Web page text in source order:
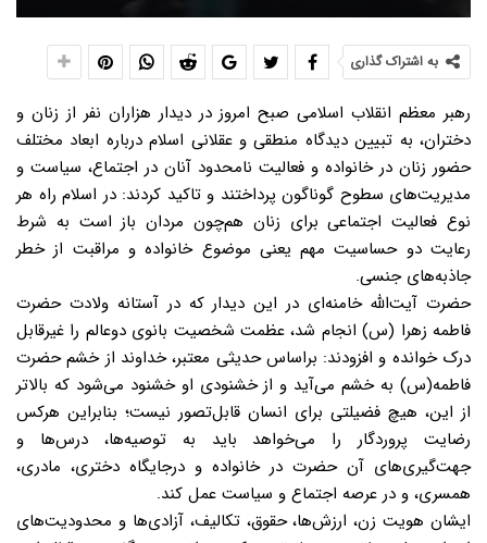
به اشتراک گذاری
رهبر معظم انقلاب اسلامی صبح امروز در دیدار هزاران نفر از زنان و
دختران،‌ به تبیین دیدگاه منطقی و عقلانی اسلام درباره ابعاد مختلف
حضور زنان در خانواده و فعالیت نامحدود آنان در اجتماع،‌ سیاست و
مدیریت‌های سطوح گوناگون پرداختند و تاکید کردند: در اسلام راه هر
نوع فعالیت اجتماعی برای زنان هم‌چون مردان باز است به شرط
رعایت دو حساسیت مهم یعنی موضوع خانواده و مراقبت از خطر
جاذبه‌های جنسی.
حضرت آیت‌الله خامنه‌ای در این دیدار که در آستانه ولادت حضرت
فاطمه زهرا (س) انجام شد، عظمت شخصیت بانوی دوعالم را غیرقابل
درک خوانده و افزودند: براساس حدیثی معتبر، خداوند از خشم حضرت
فاطمه(س) به خشم می‌آید و از خشنودی او خشنود می‌شود که بالاتر
از این، هیچ فضیلتی برای انسان قابل‌تصور نیست؛‌ بنابراین هرکس
رضایت پروردگار را می‌خواهد باید به توصیه‌ها،‌ درس‌ها و
جهت‌گیری‌های آن حضرت در خانواده و درجایگاه دختری، مادری،‌
همسری،‌ و در عرصه اجتماع و سیاست عمل کند.
ایشان هویت‌ زن،‌ ارزش‌ها، حقوق،‌ تکالیف،‌ آزادی‌ها و محدودیت‌های